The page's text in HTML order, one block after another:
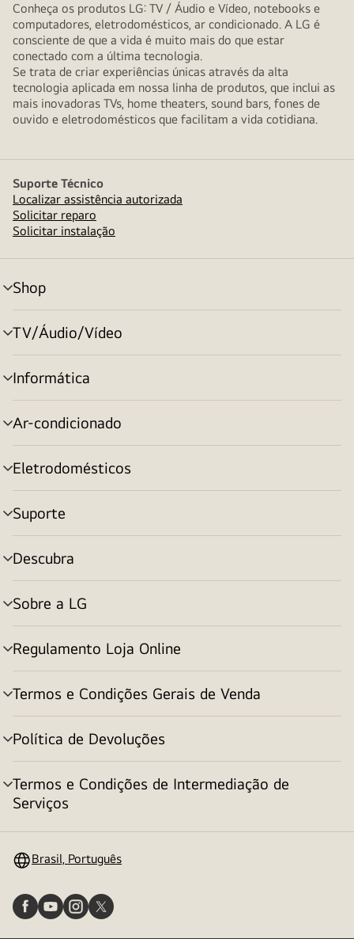
Conheça os produtos LG: TV / Áudio e Vídeo, notebooks e
computadores, eletrodomésticos, ar condicionado. A LG é
consciente de que a vida é muito mais do que estar
conectado com a última tecnologia.
Se trata de criar experiências únicas através da alta
tecnologia aplicada em nossa linha de produtos, que inclui as
mais inovadoras TVs, home theaters, sound bars, fones de
ouvido e eletrodomésticos que facilitam a vida cotidiana.
Suporte Técnico
Localizar assistência autorizada
Solicitar reparo
Solicitar instalação
Shop
alternar
menu
TV/Áudio/Vídeo
alternar
menu
Informática
alternar
menu
Ar-condicionado
alternar
menu
Eletrodomésticos
alternar
menu
Suporte
alternar
menu
Descubra
alternar
menu
Sobre a LG
alternar
menu
Regulamento Loja Online
alternar
menu
Termos e Condições Gerais de Venda
alternar
menu
Política de Devoluções
alternar
menu
Termos e Condições de Intermediação de
Serviços
alternar
Brasil, Português